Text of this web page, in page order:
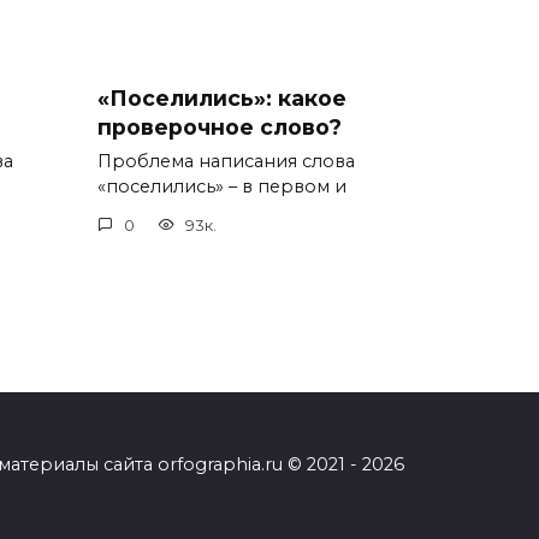
«Поселились»: какое
проверочное слово?
Проблема написания слова
«поселились» – в первом и
0 93к.
сайта orfographia.ru © 2021 - 2026